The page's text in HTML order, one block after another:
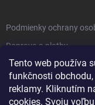
Tento web používa
funkčnosti
reklamy. Kliknutím
cookies. Svoju
Podmienky ochrany
Doprava a platby
Obchodné podmienky
Reklamačný poriadok
Vrátenie tovaru